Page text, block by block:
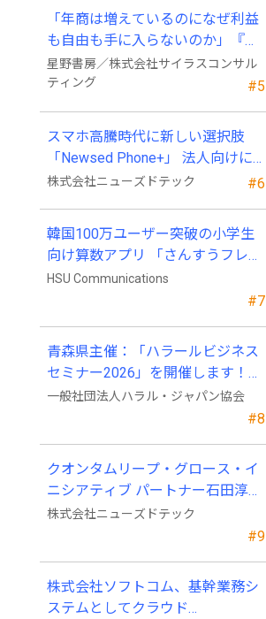
#5
「年商は増えているのになぜ利益
も自由も手に入らないのか」『他
社と競わず 市場を独占する方法』
発売
星野書房／株式会社サイラスコンサル
ティング
#6
スマホ高騰時代に新しい選択肢
「Newsed Phone+」 法人向けに7
月23日から販売開始
株式会社ニューズドテック
#7
韓国100万ユーザー突破の小学生
向け算数アプリ 「さんすうフレン
ズ」、ついに日本上陸!
HSU Communications
#8
青森県主催：「ハラールビジネス
セミナー2026」を開催します！
（参加費無料）
一般社団法人ハラル・ジャパン協会
#9
クオンタムリープ・グロース・イ
ニシアティブ パートナー石田淳也
氏がニューズドテックの戦略顧問
株式会社ニューズドテック
株式会社ソフトコム、基幹業務シ
ステムとしてクラウド